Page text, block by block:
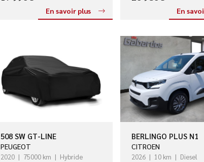
En savoir plus En
508 SW GT-LINE
PEUGEOT
2020 75000 km Hybride
BERLINGO PLUS N1
CITROEN
2026 10 km Diesel